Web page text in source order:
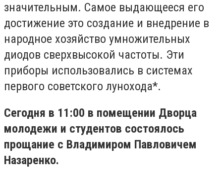
значительным. Самое выдающееся его
достижение это создание и внедрение в
народное хозяйство умножительных
диодов сверхвысокой частоты. Эти
приборы использовались в системах
первого советского лунохода*.
Сегодня в 11:00 в помещении Дворца
молодежи и студентов состоялось
прощание с Владимиром Павловичем
Назаренко.